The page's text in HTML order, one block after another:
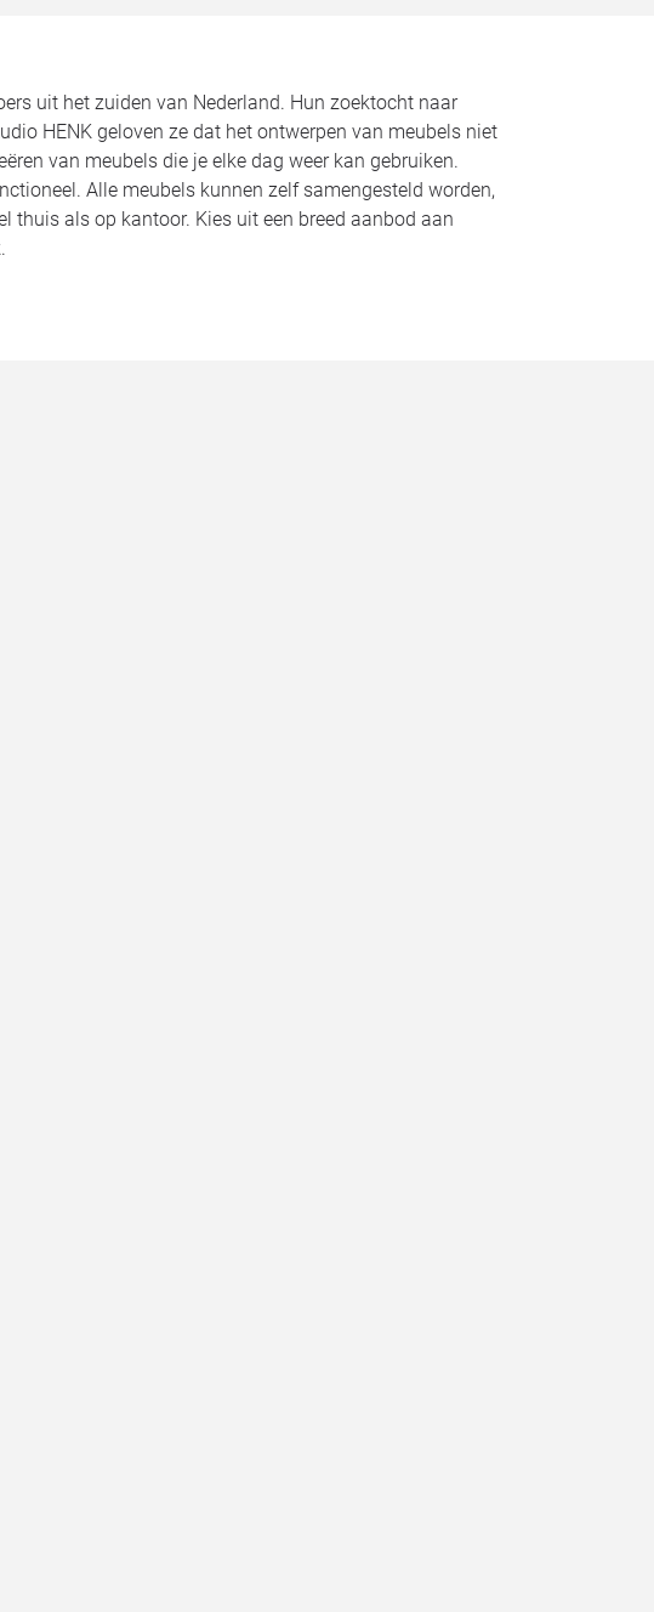
uit het zuiden van Nederland. Hun zoektocht naar
HENK geloven ze dat het ontwerpen van meubels niet
van meubels die je elke dag weer kan gebruiken.
Alle meubels kunnen zelf samengesteld worden,
thuis als op kantoor. Kies uit een breed aanbod aan